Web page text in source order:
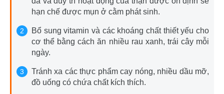
hạn chế được mụn ở cằm phát sinh.
Bổ sung vitamin và các khoáng chất thiết yếu cho
cơ thể bằng cách ăn nhiều rau xanh, trái cây mỗi
ngày.
Tránh xa các thực phẩm cay nóng, nhiều dầu mỡ,
đồ uống có chứa chất kích thích.